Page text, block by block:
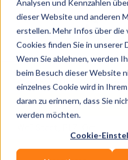
Analysen und Kennzahlen
dieser Website und anderen
erstellen. Mehr Infos über die
Cookies finden Sie in unserer
Wenn Sie ablehnen, werden
beim Besuch dieser Website
einzelnes Cookie wird in
daran zu erinnern, dass Sie
werden möchten.
Cookie-